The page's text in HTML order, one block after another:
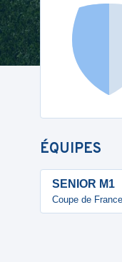
ÉQUIPES
SENIOR M1
Coupe de